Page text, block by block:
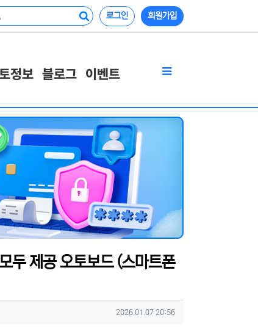
로그인 회원가입
정보 블로그 이벤트
두 제공 오토보드 (스마트폰
작성일
2026.01.07 20:56